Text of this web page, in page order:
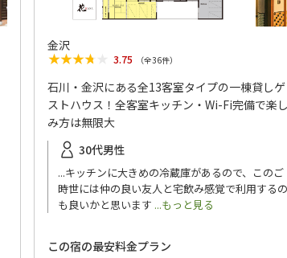
金沢
★★★★★
★★★★★ 3.75 （全36件）
石川・金沢にある全13客室タイプの一棟貸しゲ
ストハウス！全客室キッチン・Wi-Fi完備で楽し
み方は無限大
30代男性
...キッチンに大きめの冷蔵庫があるので、このご
時世には仲の良い友人と宅飲み感覚で利用するの
も良いかと思います ...もっと見る
この宿の最安料金プラン